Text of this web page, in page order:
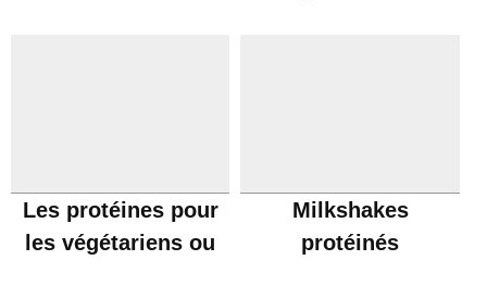
Les protéines pour
les végétariens ou
Milkshakes
protéinés